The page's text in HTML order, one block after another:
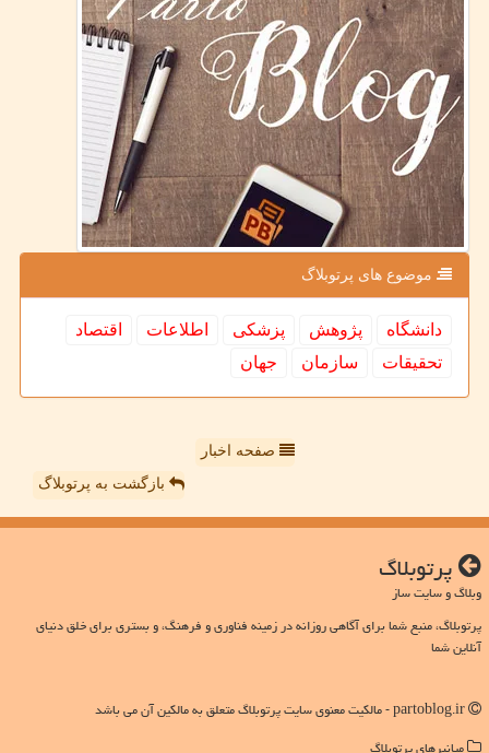
موضوع های پرتوبلاگ
دانشگاه پژوهش پزشكی اطلاعات
اقتصاد
تحقیقات
سازمان جهان
صفحه اخبار
بازگشت به پرتوبلاگ
پرتوبلاگ
وبلاگ و سایت ساز
پرتوبلاگ، منبع شما برای آگاهی روزانه در زمینه فناوری و فرهنگ، و بستری برای خلق دنیای
آنلاین شما